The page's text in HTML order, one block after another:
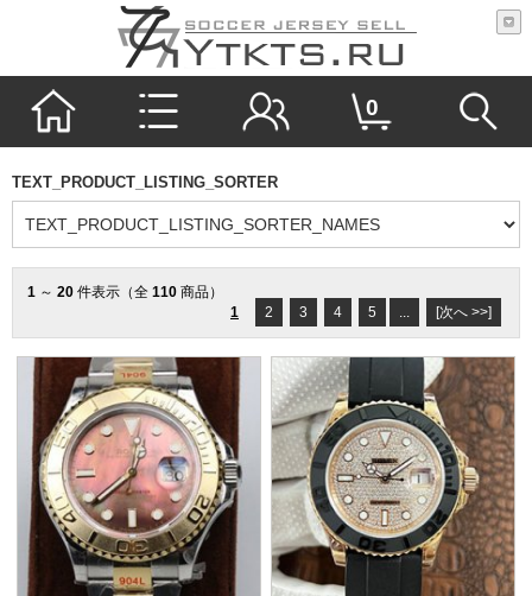
0
TEXT_PRODUCT_LISTING_SORTER
1 ～ 20 件表示（全 110 商品）
1
2 3 4 5 ... [次へ >>]